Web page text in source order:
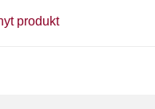
produkt